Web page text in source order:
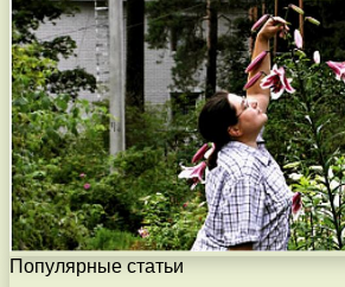
Популярные статьи